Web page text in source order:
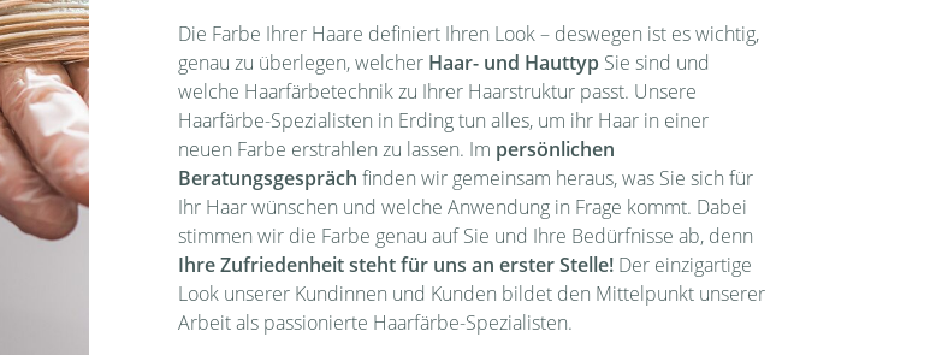
Die Farbe Ihrer Haare definiert Ihren Look – deswegen ist es wichtig,
genau zu überlegen, welcher Haar- und Hauttyp Sie sind und
welche Haarfärbetechnik zu Ihrer Haarstruktur passt. Unsere
Haarfärbe-Spezialisten in Erding tun alles, um ihr Haar in einer
neuen Farbe erstrahlen zu lassen. Im persönlichen
Beratungsgespräch finden wir gemeinsam heraus, was Sie sich für
Ihr Haar wünschen und welche Anwendung in Frage kommt. Dabei
stimmen wir die Farbe genau auf Sie und Ihre Bedürfnisse ab, denn
Ihre Zufriedenheit steht für uns an erster Stelle! Der einzigartige
Look unserer Kundinnen und Kunden bildet den Mittelpunkt unserer
Arbeit als passionierte Haarfärbe-Spezialisten.